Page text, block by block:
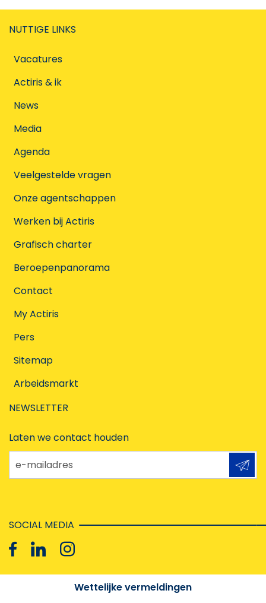
NUTTIGE LINKS
Vacatures
Actiris & ik
News
Media
Agenda
Veelgestelde vragen
Onze agentschappen
Werken bij Actiris
Grafisch charter
Beroepenpanorama
Contact
My Actiris
Pers
Sitemap
Arbeidsmarkt
NEWSLETTER
Laten we contact houden
e-mailadres
SOCIAL MEDIA
Wettelijke vermeldingen